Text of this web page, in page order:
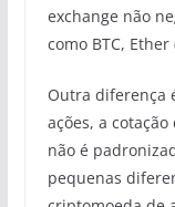
exchange não
como BTC, Ether
Outra diferença
ações, a
não é
pequenas